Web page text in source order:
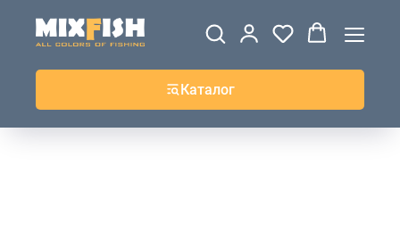
Каталог
ШАПКИ
ДЖЕРСИ
ВЕТРОВКИ И
ТОЛСТОВКИ
ЖИЛЕТКИ